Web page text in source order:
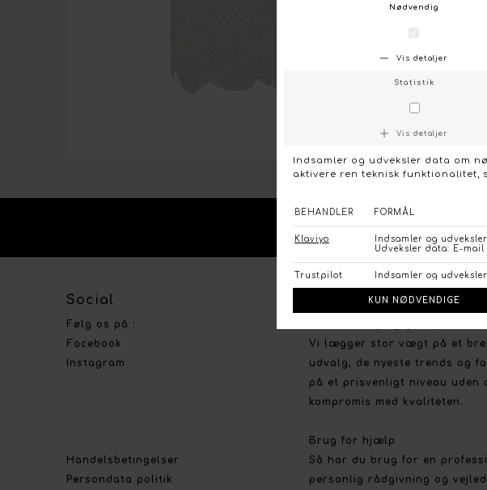
KONTAKT OS
Social
Følg os på :
Facebook
Instagram
Handelsbetingelser
Persondata politik
Om Boutique Dorthe
Vi lægger stor vægt på et
udvalg, de nyeste trends og
på et prisvenligt niveau uden
kompromis med kvaliteten.
Brug for hjælp
Så har du brug for en
personlig rådgivning og